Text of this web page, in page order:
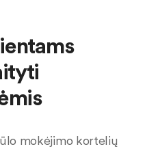
mokėjimo kortelių